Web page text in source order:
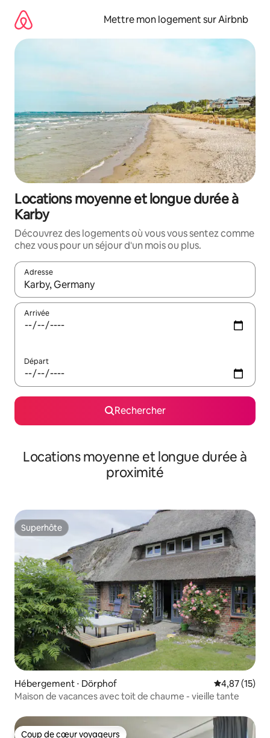
directement
contenu
Mettre mon logement sur Airbnb
Locations moyenne et longue durée à
Karby
Découvrez des logements où vous vous sentez comme
chez vous pour un séjour d'un mois ou plus.
Adresse
Lorsque les résultats s'affichent, utilisez les flèches vers le
Arrivée
Départ
Rechercher
Locations moyenne et longue durée à
proximité
Superhôte
Superhôte
Hébergement ⋅ Dörphof Évaluation
4,87 (15)
Maison de vacances avec toit de chaume - vieille tante
Coup de cœur voyageurs